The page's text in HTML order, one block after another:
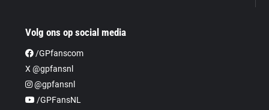
Volg ons op social media
/GPfanscom
X @gpfansnl
@gpfansnl
/GPFansNL